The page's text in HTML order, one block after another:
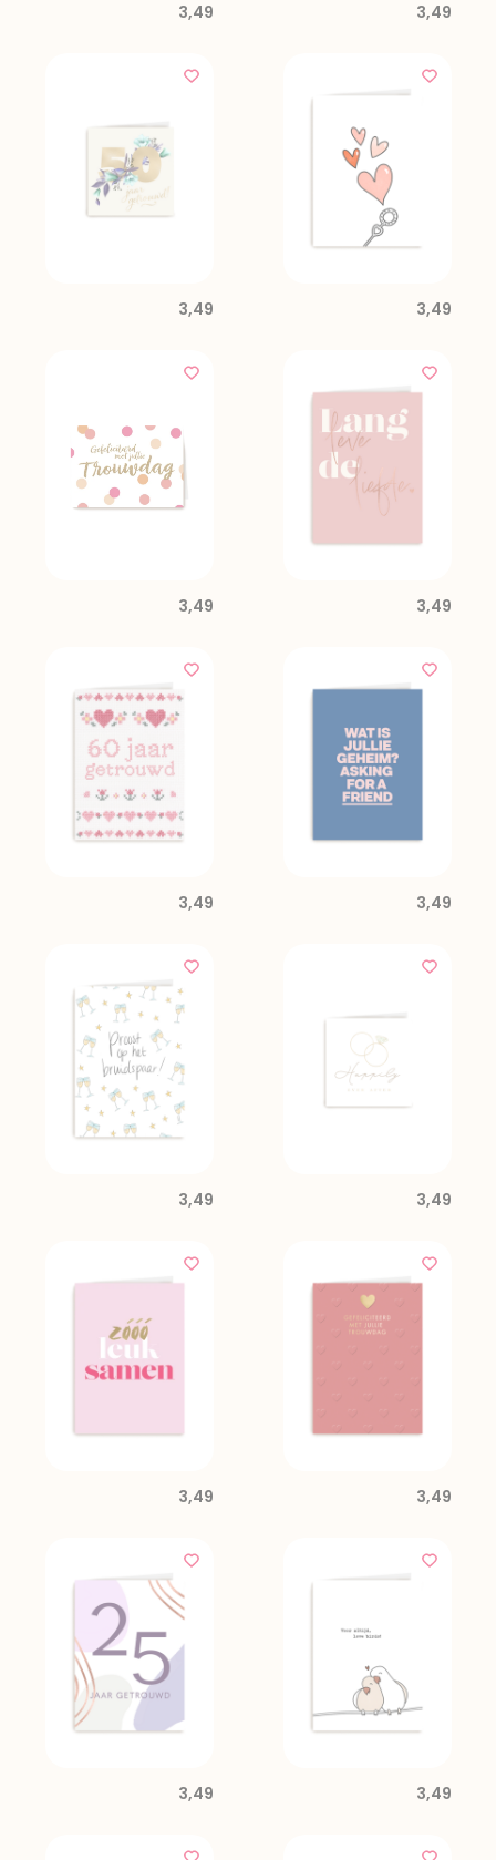
3,49 3,49
3,49 3,49
3,49 3,49
3,49 3,49
3,49 3,49
3,49 3,49
3,49 3,49